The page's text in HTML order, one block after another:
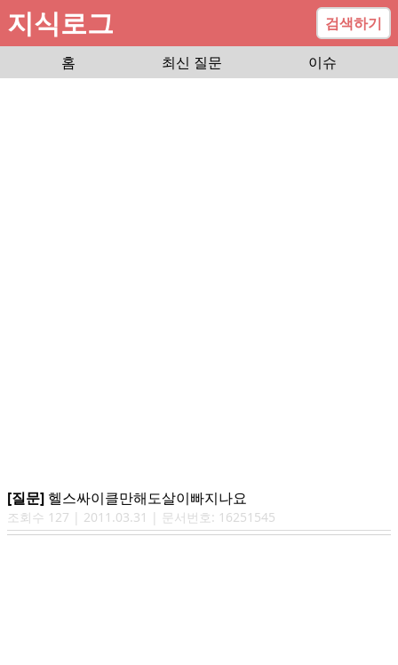
지식로그
검색하기
홈
최신 질문 이슈
[질문] 헬스싸이클만해도살이빠지나요
조회수 127 | 2011.03.31 | 문서번호: 16251545